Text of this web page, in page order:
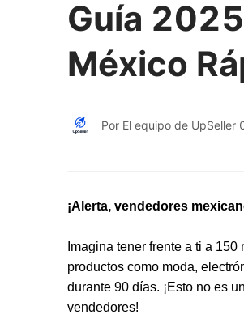
Guía
México
Por El equipo de UpSeller
¡Alerta, vendedores
Imagina tener frente a ti a
productos como moda,
durante 90 días. ¡Esto no es
vendedores!